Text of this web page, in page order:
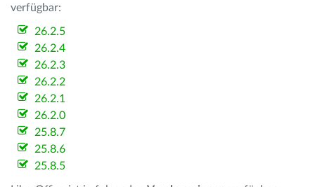
verfügbar:
26.2.5
26.2.4
26.2.3
26.2.2
26.2.1
26.2.0
25.8.7
25.8.6
25.8.5